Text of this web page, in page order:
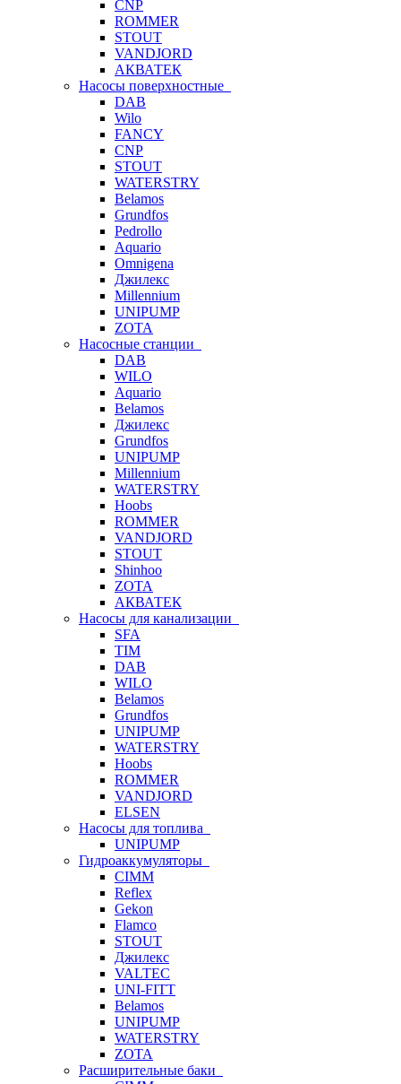
CNP
ROMMER
STOUT
VANDJORD
АКВАТЕК
Насосы поверхностные
DAB
Wilo
FANCY
CNP
STOUT
WATERSTRY
Belamos
Grundfos
Pedrollo
Aquario
Omnigena
Джилекс
Millennium
UNIPUMP
ZOTA
Насосные станции
DAB
WILO
Aquario
Belamos
Джилекс
Grundfos
UNIPUMP
Millennium
WATERSTRY
Hoobs
ROMMER
VANDJORD
STOUT
Shinhoo
ZOTA
АКВАТЕК
Насосы для канализации
SFA
TIM
DAB
WILO
Belamos
Grundfos
UNIPUMP
WATERSTRY
Hoobs
ROMMER
VANDJORD
ELSEN
Насосы для топлива
UNIPUMP
Гидроаккумуляторы
CIMM
Reflex
Gekon
Flamco
STOUT
Джилекс
VALTEC
UNI-FITT
Belamos
UNIPUMP
WATERSTRY
ZOTA
Расширительные баки